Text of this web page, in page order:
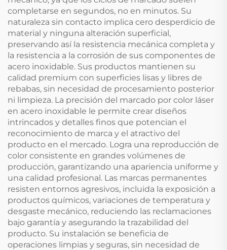
completarse en segundos, no en minutos. Su
naturaleza sin contacto implica cero desperdicio de
material y ninguna alteración superficial,
preservando así la resistencia mecánica completa y
la resistencia a la corrosión de sus componentes de
acero inoxidable. Sus productos mantienen su
calidad premium con superficies lisas y libres de
rebabas, sin necesidad de procesamiento posterior
ni limpieza. La precisión del marcado por color láser
en acero inoxidable le permite crear diseños
intrincados y detalles finos que potencian el
reconocimiento de marca y el atractivo del
producto en el mercado. Logra una reproducción de
color consistente en grandes volúmenes de
producción, garantizando una apariencia uniforme y
una calidad profesional. Las marcas permanentes
resisten entornos agresivos, incluida la exposición a
productos químicos, variaciones de temperatura y
desgaste mecánico, reduciendo las reclamaciones
bajo garantía y asegurando la trazabilidad del
producto. Su instalación se beneficia de
operaciones limpias y seguras, sin necesidad de